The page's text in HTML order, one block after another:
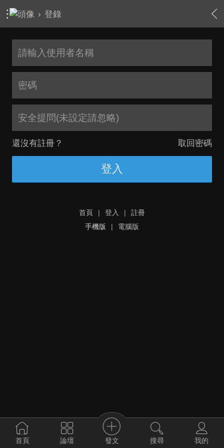
› 登錄
安全提問(未設定請忽略)
還沒有註冊？ 取回密碼
登入
首頁 | 登入 |
註冊
手機版
| 電腦版
首頁 論壇 發文 搜尋 我的